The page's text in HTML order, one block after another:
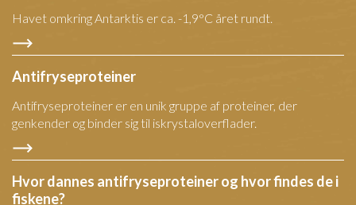
Havet omkring Antarktis er ca. -1,9°C året rundt.
Antifryseproteiner
Antifryseproteiner er en unik gruppe af proteiner, der
genkender og binder sig til iskrystaloverflader.
Hvor dannes antifryseproteiner og hvor findes de i
fiskene?